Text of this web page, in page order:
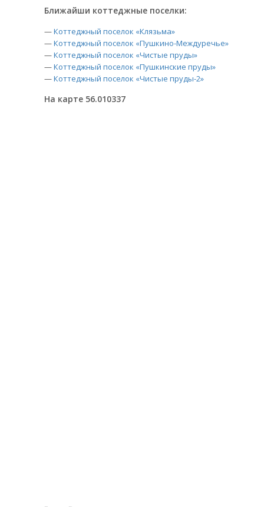
Ближайши коттеджные поселки:
—Коттеджный поселок «Клязьма»
—Коттеджный поселок «Пушкино-Междуречье»
—Коттеджный поселок «Чистые пруды»
—Коттеджный поселок «Пушкинские пруды»
—Коттеджный поселок «Чистые пруды-2»
На карте 56.010337